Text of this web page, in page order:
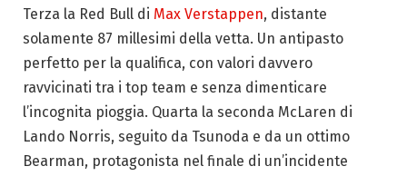
Terza la Red Bull di Max Verstappen, distante
solamente 87 millesimi della vetta. Un antipasto
perfetto per la qualifica, con valori davvero
ravvicinati tra i top team e senza dimenticare
l’incognita pioggia. Quarta la seconda McLaren di
Lando Norris, seguito da Tsunoda e da un ottimo
Bearman, protagonista nel finale di un’incidente